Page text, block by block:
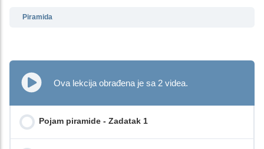
Piramida
Ova lekcija obrađena je sa 2 videa.
Pojam piramide - Zadatak 1